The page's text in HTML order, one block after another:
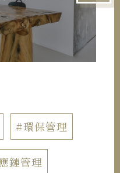
#環保管理
鏈管理